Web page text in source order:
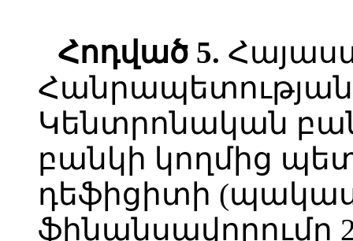
Հոդված 5.
Կենտրոնական
բանկի կողմից
դեֆիցիտի
ֆինանսավորումը